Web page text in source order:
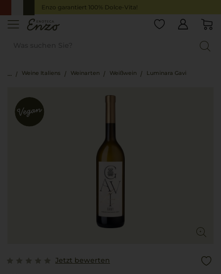
Enzo garantiert 100% Dolce-Vita!
Weine Italiens Weinarten Weißwein Luminara Gavi
Jetzt bewerten